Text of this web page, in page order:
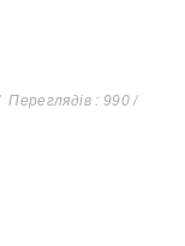
Переглядів : 990